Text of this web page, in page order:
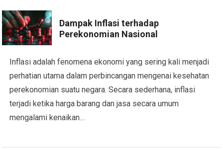
Dampak Inflasi terhadap
Perekonomian Nasional
Inflasi adalah fenomena ekonomi yang sering kali menjadi
perhatian utama dalam perbincangan mengenai kesehatan
perekonomian suatu negara. Secara sederhana, inflasi
terjadi ketika harga barang dan jasa secara umum
mengalami kenaikan…